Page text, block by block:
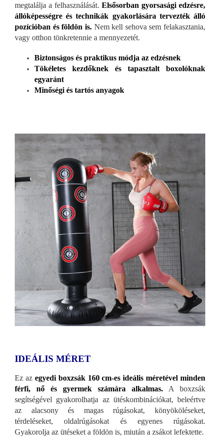
megtalálja a felhasználását. Elsősorban gyorsasági edzésre,
állóképességre és technikák gyakorlására tervezték álló
pozícióban és földön is.Nem kell sehova sem felakasztania,
vagy otthon tönkretennie a mennyezetét.
Biztonságos és praktikus módja az edzésnek
Tökéletes kezdőknek és tapasztalt boxolóknak
egyaránt
Minőségi és tartós anyagok
IDEÁLIS MÉRET
Ez az egyedi boxzsák 160 cm-es ideális méretével minden
férfi, nő és gyermek számára alkalmas. A boxzsák
segítségével gyakorolhatja az ütéskombinációkat, beleértve
az alacsony és magas rúgásokat, könyököléseket,
térdeléseket, oldalrúgásokat és egyenes rúgásokat.
Gyakorolja az ütéseket a földön is, miután a zsákot lefektette.